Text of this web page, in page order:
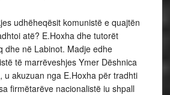
udhëheqësit komunistë e quajtën
atë? E.Hoxha dhe tutorët
dhe në Labinot. Madje edhe
të marrëveshjes Ymer Dëshnica
u akuzuan nga E.Hoxha për tradhti
firmëtarëve nacionalistë iu shpall